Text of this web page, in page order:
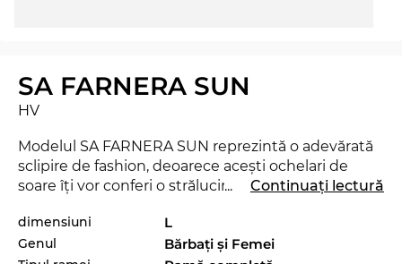
SA FARNERA SUN
HV
Modelul SA FARNERA SUN reprezintă o adevărată
sclipire de fashion, deoarece aceşti ochelari de
soare îţi vor conferi o strălucire aparte, care va
de soare necesară. Cu acest nou model de la
Barcelona
poţi demonstra că eşti un „trend-
... Continuați lectură
dimensiuni L
Genul Bărbaţi şi Femei